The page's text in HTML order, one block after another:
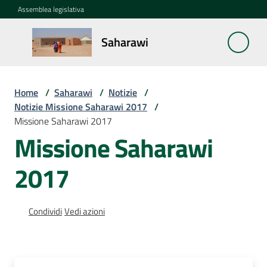
Vai al contenuto
Vai alla navigazione
Vai al footer
Assemblea legislativa
Saharawi
Saharawi
La
questione
Notizie
Menu selezionato
Home / Saharawi / Notizie /
Notizie Missione Saharawi 2017 /
Missione Saharawi 2017
Missione Saharawi
2017
CondividiVedi azioni